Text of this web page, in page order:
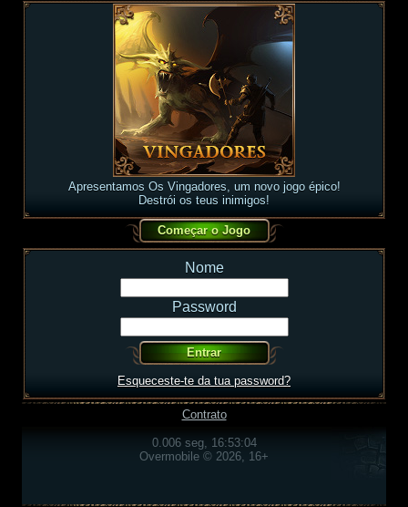
Apresentamos Os Vingadores, um novo jogo épico!
Destrói os teus inimigos!
Nome
Password
Esqueceste-te da tua password?
Contrato
0.006 seg, 16:53:04
Overmobile © 2026, 16+